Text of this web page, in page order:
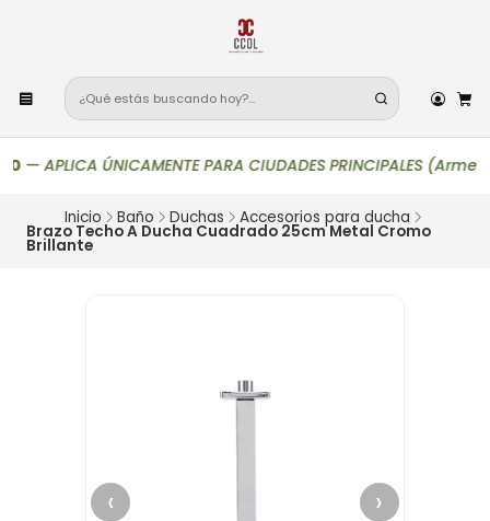
—APLICA ÚNICAMENTE PARA CIUDADES PRINCIPALES
Inicio Baño Duchas Accesorios para ducha
Brazo Techo A Ducha Cuadrado 25cm Metal Cromo
Brillante
‹ ›